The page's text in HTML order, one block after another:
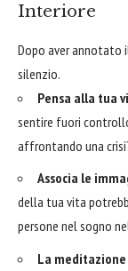
Interiore
Dopo aver annotato
silenzio.
Pensa alla tua
sentire fuori
affrontando una
Associa le
della tua vita
persone nel sogno
La